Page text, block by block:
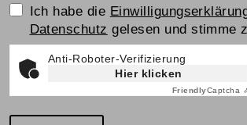
Einwilligungserklärung
Ich habe die
Datenschutz gelesen und stimme
Anti-Roboter-Verifizierung
Hier klicken
FriendlyCaptcha